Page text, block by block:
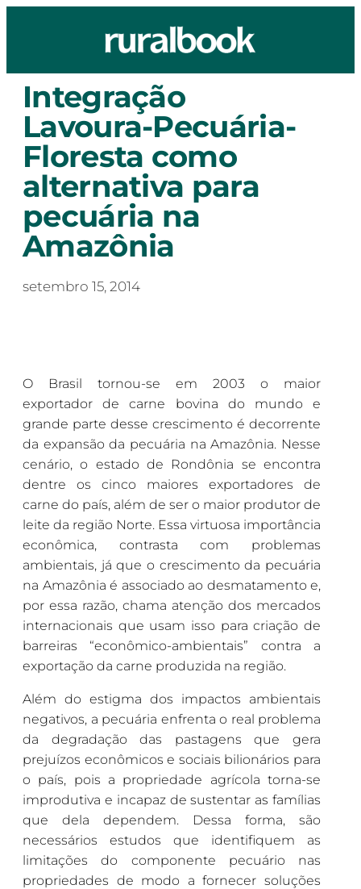
Integração
Lavoura-Pecuária-
Floresta como
alternativa para
pecuária na
Amazônia
setembro 15, 2014
O Brasil tornou-se em 2003 o maior
exportador de carne bovina do mundo e
grande parte desse crescimento é decorrente
da expansão da pecuária na Amazônia. Nesse
cenário, o estado de Rondônia se encontra
dentre os cinco maiores exportadores de
carne do país, além de ser o maior produtor de
leite da região Norte. Essa virtuosa importância
econômica, contrasta com problemas
ambientais, já que o crescimento da pecuária
na Amazônia é associado ao desmatamento e,
por essa razão, chama atenção dos mercados
internacionais que usam isso para criação de
barreiras “econômico-ambientais” contra a
exportação da carne produzida na região.
Além do estigma dos impactos ambientais
negativos, a pecuária enfrenta o real problema
da degradação das pastagens que gera
prejuízos econômicos e sociais bilionários para
o país, pois a propriedade agrícola torna-se
improdutiva e incapaz de sustentar as famílias
que dela dependem. Dessa forma, são
necessários estudos que identifiquem as
limitações do componente pecuário nas
propriedades de modo a fornecer soluções